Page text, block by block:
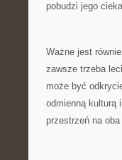
pobudzi jego
Ważne jest
zawsze trzeba
może być
odmienną kulturą
przestrzeń na